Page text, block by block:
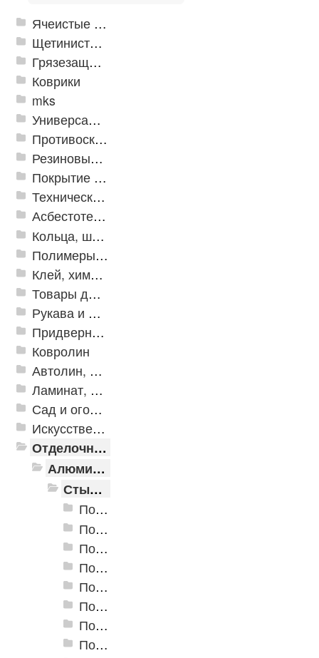
Ячеистые грязезащитные покрытия
Щетинистые покрытия
Грязезащитные, влаговпитывающие покрытия
Коврики
mks
Универсальные модульные покрытия
Противоскользящая защита для лестниц, профили, ленты
Резиновые и ПВХ дорожки
Покрытие из резиновой крошки
Техническая резина
Асбестотехнические и теплоизоляционные материалы
Кольца, шайбы, манжеты
Полимеры и пластики
Клей, химия, сопутствующие товары
Товары для дома
Рукава и шланги промышленные
Придверные решетки
Ковролин
Автолин, Транслин, Линолеум
Ламинат, Кварцвиниловая плитка SPC
Сад и огород
Искусственная трава
Отделочные профили
Алюминиевые пороги
Стыкоперекрывающие алюминиевые пороги
Пороги алюминиевые ПС-01 25x3 мм (открытый крепеж)
Пороги алюминиевые ПС-02 19x3,5 мм (открытый крепеж)
Пороги алюминиевые ПС-03 37x3,3 мм (открытый крепеж)
Пороги алюминиевые ПС-03-2 28x3,4 мм (открытый крепеж)
Пороги алюминиевые ПС-04 44,5x4,5 мм (открытый крепеж)
Пороги алюминиевые ПС-04-01 29x4,5 мм (открытый крепеж)
Пороги алюминиевые ПС-04-02 31x4,6 мм (скрытый крепеж)
Пороги алюминиевые ПС-04-03 35x4,6 мм (скрытый крепеж)